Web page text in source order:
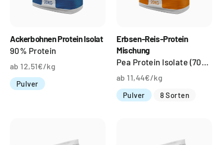
Ackerbohnen Protein Isolat
90% Protein
ab 12,51€/kg
Pulver
Erbsen-Reis-Protein
Mischung
Pea Protein Isolate (70%) - Rice Protein (30%)
ab 11,44€/kg
Pulver 8 Sorten